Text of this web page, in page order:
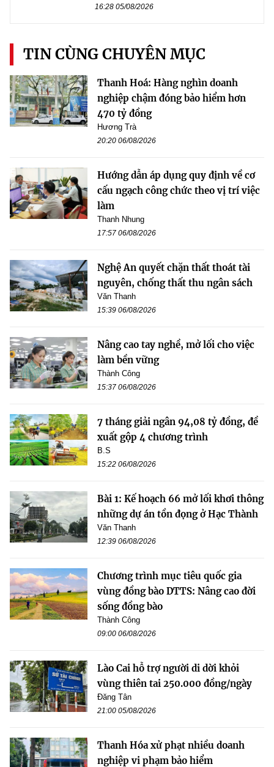
16:28 05/08/2026
TIN CÙNG CHUYÊN MỤC
Thanh Hoá: Hàng nghìn doanh
nghiệp chậm đóng bảo hiểm hơn
470 tỷ đồng
Hương Trà
20:20 06/08/2026
Hướng dẫn áp dụng quy định về cơ
cấu ngạch công chức theo vị trí việc
làm
Thanh Nhung
17:57 06/08/2026
Nghệ An quyết chặn thất thoát tài
nguyên, chống thất thu ngân sách
Văn Thanh
15:39 06/08/2026
Nâng cao tay nghề, mở lối cho việc
làm bền vững
Thành Công
15:37 06/08/2026
7 tháng giải ngân 94,08 tỷ đồng, đề
xuất gộp 4 chương trình
B.S
15:22 06/08/2026
Bài 1: Kế hoạch 66 mở lối khơi thông
những dự án tồn đọng ở Hạc Thành
Văn Thanh
12:39 06/08/2026
Chương trình mục tiêu quốc gia
vùng đồng bào DTTS: Nâng cao đời
sống đồng bào
Thành Công
09:00 06/08/2026
Lào Cai hỗ trợ người di dời khỏi
vùng thiên tai 250.000 đồng/ngày
Đăng Tân
21:00 05/08/2026
Thanh Hóa xử phạt nhiều doanh
nghiệp vi phạm bảo hiểm